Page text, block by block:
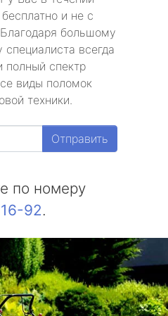
и не с
большому
всегда
полный спектр
виды поломок
техники.
Отправить
по номеру
92.